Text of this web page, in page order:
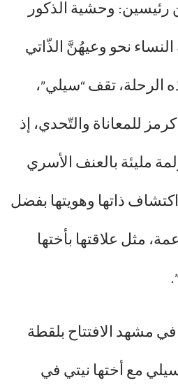
رئيسين: وحشية الذكور
النساء نحو وعيهُنَّ الذّاتي
تقف “سيلي”،
للمعاناة والتّحدي، إذ
مليئة بالعنف الأسري
ذاتها وهويتها بفضل
مثل علاقتها بأختها
في مشهد الافتتاح بلقطة
مع أختها نيتي في